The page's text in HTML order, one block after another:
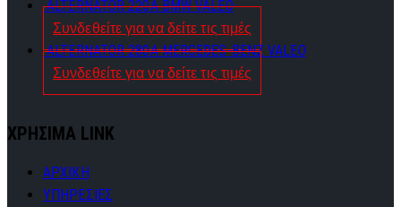
ALTERNATOR 220A BMW VALEO
Συνδεθείτε για να δείτε τις τιμές
ALTERNATOR 280A MERCEDES-BENZ VALEO
Συνδεθείτε για να δείτε τις τιμές
ΧΡΗΣΙΜΑ LINK
ΑΡΧΙΚΗ
ΥΠΗΡΕΣΙΕΣ